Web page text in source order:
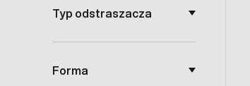
Typ odstraszacza
Forma